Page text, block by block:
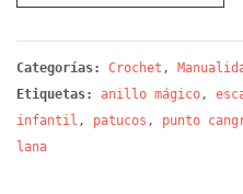
Categorías: Crochet ,
Etiquetas:
anillo mágico ,
infantil , patucos , punto
lana